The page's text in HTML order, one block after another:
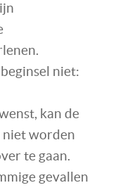
niet:
kan de
worden
te gaan.
gevallen